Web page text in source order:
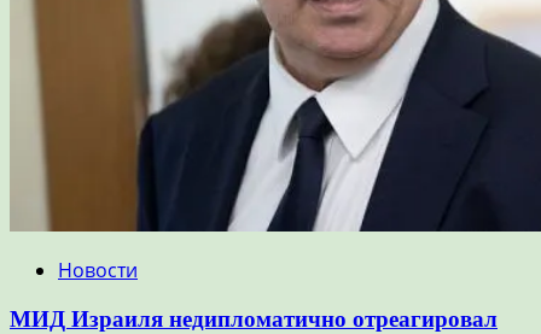
Новости
МИД Израиля недипломатично отреагировал